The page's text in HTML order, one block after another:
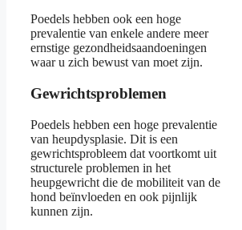
Poedels hebben ook een hoge
prevalentie van enkele andere meer
ernstige gezondheidsaandoeningen
waar u zich bewust van moet zijn.
Gewrichtsproblemen
Poedels hebben een hoge prevalentie
van heupdysplasie. Dit is een
gewrichtsprobleem dat voortkomt uit
structurele problemen in het
heupgewricht die de mobiliteit van de
hond beïnvloeden en ook pijnlijk
kunnen zijn.